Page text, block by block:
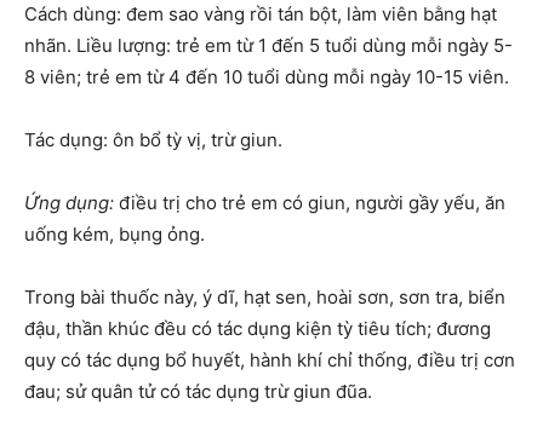
Cách dùng: đem sao vàng rồi tán bột, làm viên bằng hạt
nhãn. Liều lượng: trẻ em từ 1 đến 5 tuổi dùng mỗi ngày 5-
8 viên; trẻ em từ 4 đến 10 tuổi dùng mỗi ngày 10-15 viên.
Tác dụng: ôn bổ tỳ vị, trừ giun.
Ứng dụng: điều trị cho trẻ em có giun, người gầy yếu, ăn
uống kém, bụng ỏng.
Trong bài thuốc này, ý dĩ, hạt sen, hoài sơn, sơn tra, biển
đậu, thần khúc đều có tác dụng kiện tỳ tiêu tích; đương
quy có tác dụng bổ huyết, hành khí chỉ thống, điều trị cơn
đau; sử quân tử có tác dụng trừ giun đũa.